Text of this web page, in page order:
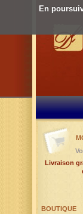
En
BOUTIQUE
Livraison